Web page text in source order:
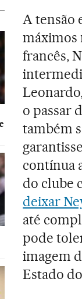
A tensão
máximos
francês,
o passar
também
contínua
do clube
deixar
até
pode
imagem
Estado